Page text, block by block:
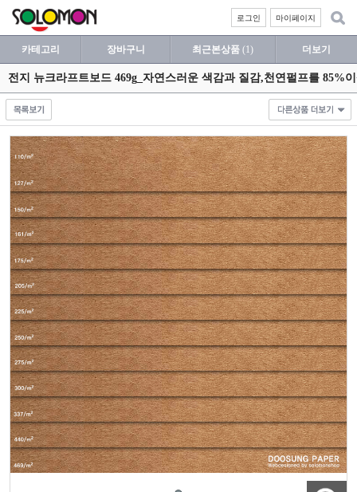
마이페이지
로그인
카테고리 장바구니 최근본상품 (1) 더보기
전지 뉴크라프트보드 469g_자연스러운 색감과 질감,천연펄프를 85%